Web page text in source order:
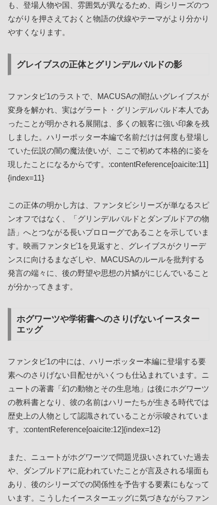
も、登場人物や国、雰囲気が異なるため、両シリーズのつ
ながりを押さえておくと物語の伏線やテーマがより分かり
やすくなります。
グレイブスの正体とグリンデルバルドの影
ファンタビ1のラストで、MACUSAの闇払いグレイブスが
変身を解かれ、実はゲラート・グリンデルバルド本人であ
ったことが明かされる展開は、多くの観客に強い印象を残
しました。ハリーポッター本編で名前だけは何度も登場し
ていた伝説の闇の魔法使いが、ここで初めて本格的に姿を
現したことになるからです。:contentReference[oaicite:11]
{index=11}
この正体の明かし方は、ファンタビシリーズが単なるスピ
ンオフではなく、「グリンデルバルドとダンブルドアの物
語」へとつながる長いプロローグであることを示していま
す。映画ファンタビ1を見返すと、グレイブスがクリーデ
ンスに向けるまなざしや、MACUSAのルールを批判する
発言の端々に、後の野望や思想の片鱗がにじんでいること
が分かってきます。
ホグワーツや学術書へのさりげないイースター
エッグ
ファンタビ1の中には、ハリーポッター本編に登場する要
素へのさりげない目配せがいくつも仕込まれています。ニ
ュートの著書「幻の動物とその生息地」は後にホグワーツ
の教科書となり、彼の名前はハリーたちが生きる時代では
歴史上の人物として認識されていることが示唆されていま
す。:contentReference[oaicite:12]{index=12}
また、ニュートがホグワーツで問題児扱いされていた過去
や、ダンブルドアに庇われていたことが言及される場面も
あり、後のシリーズでの関係性を予告する要素にもなって
います。こうしたイースターエッグに気づきながらファン